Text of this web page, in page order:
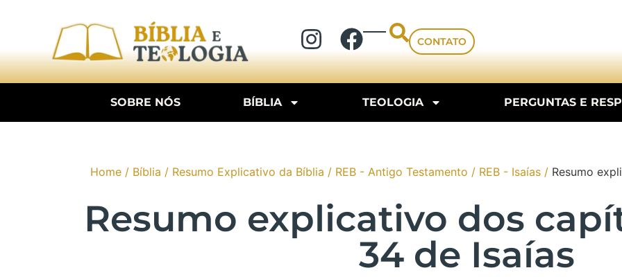
CONTATO
SOBRE NÓS BÍBLIA TEOLOGIA PERGUNTAS E
Home / Bíblia / Resumo Explicativo da Bíblia / REB - Antigo Testamento / REB - Isaías / Resumo
Resumo explicativo dos
34 de Isaías